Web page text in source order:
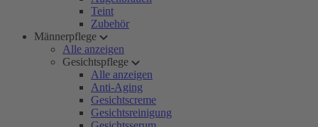
Teint
Zubehör
Männerpflege
Alle anzeigen
Gesichtspflege
Alle anzeigen
Anti-Aging
Gesichtscreme
Gesichtsreinigung